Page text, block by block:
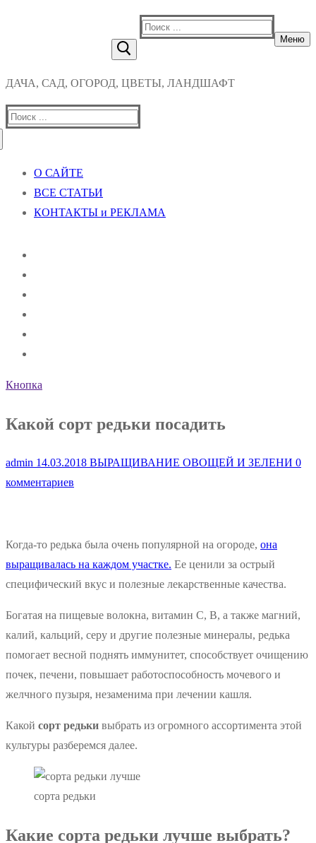
Найти:
Меню
ДАЧА, САД, ОГОРОД, ЦВЕТЫ, ЛАНДШАФТ
Найти:
О САЙТЕ
ВСЕ СТАТЬИ
КОНТАКТЫ и РЕКЛАМА
Кнопка
Какой сорт редьки посадить
admin 14.03.2018 ВЫРАЩИВАНИЕ ОВОЩЕЙ И ЗЕЛЕНИ 0
комментариев
Когда-то редька была очень популярной на огороде, она
выращивалась на каждом участке. Ее ценили за острый
специфический вкус и полезные лекарственные качества.
Богатая на пищевые волокна, витамин С, В, а также магний,
калий, кальций, серу и другие полезные минералы, редька
помогает весной поднять иммунитет, способствует очищению
почек, печени, повышает работоспособность мочевого и
желчного пузыря, незаменима при лечении кашля.
Какой сорт редьки выбрать из огромного ассортимента этой
культуры разберемся далее.
сорта редьки
Какие сорта редьки лучше выбрать?